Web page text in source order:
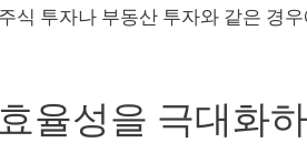
식 투자나 부동산 투자와 같은 경
율성을 극대화